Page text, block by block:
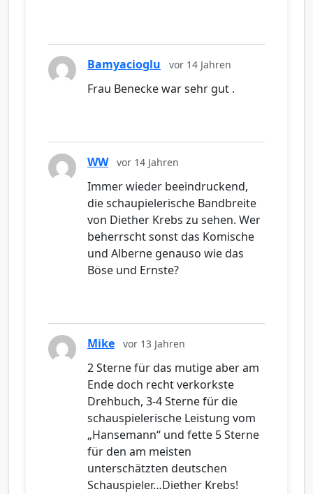
Bamyacioglu vor 14 Jahren
Frau Benecke war sehr gut .
WW vor 14 Jahren
Immer wieder beeindruckend,
die schaupielerische Bandbreite
von Diether Krebs zu sehen. Wer
beherrscht sonst das Komische
und Alberne genauso wie das
Böse und Ernste?
Mike vor 13 Jahren
2 Sterne für das mutige aber am
Ende doch recht verkorkste
Drehbuch, 3-4 Sterne für die
schauspielerische Leistung vom
„Hansemann“ und fette 5 Sterne
für den am meisten
unterschätzten deutschen
Schauspieler…Diether Krebs!